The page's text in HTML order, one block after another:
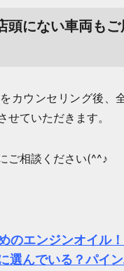
頭にない車両もご
カウンセリング後、
せていただきます。
ご相談ください(^^♪
のエンジンオイル
選んでいる？パイ